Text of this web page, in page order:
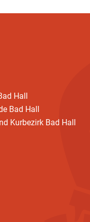
Hall
Bad Hall
Kurbezirk Bad Hall